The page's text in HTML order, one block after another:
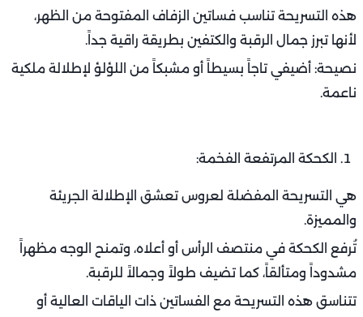
هذه التسريحة تناسب فساتين الزفاف المفتوحة من الظهر،
لأنها تبرز جمال الرقبة والكتفين بطريقة راقية جداً.
نصيحة: أضيفي تاجاً بسيطاً أو مشبكاً من اللؤلؤ لإطلالة ملكية
ناعمة.
الكحكة المرتفعة الفخمة:
هي التسريحة المفضلة لعروس تعشق الإطلالة الجريئة
والمميزة.
تُرفع الكحكة في منتصف الرأس أو أعلاه، وتمنح الوجه مظهراً
مشدوداً ومتألقاً، كما تضيف طولاً وجمالاً للرقبة.
تتناسق هذه التسريحة مع الفساتين ذات الياقات العالية أو